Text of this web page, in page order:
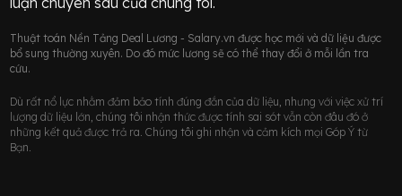
Thuật toán Nền Tảng Deal Lương - Salary.vn được học mới và dữ liệu được
bổ sung thường xuyên. Do đó mức lương sẽ có thể thay đổi ở mỗi lần tra
cứu.
Dù rất nổ lực nhằm đảm bảo tính đúng đắn của dữ liệu, nhưng với việc xử trí
lượng dữ liệu lớn, chúng tôi nhận thức được tính sai sót vẫn còn đâu đó ở
những kết quả được trả ra. Chúng tôi ghi nhận và cảm kích mọi Góp Ý từ
Bạn.